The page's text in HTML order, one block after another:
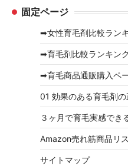
カ 固定ページ
➡女性育毛剤比較ラン
➡育毛剤比較ランキン
➡育毛商品通販購入ペ
01 効果のある育毛剤
３ヶ月で育毛実感でき
Amazon売れ筋商品リ
サイトマップ